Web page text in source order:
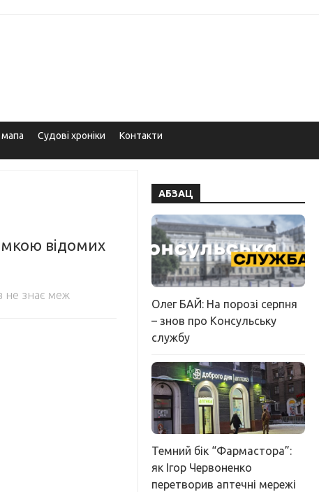
Судові хроніки Контакти
відомих
не знає меж
АБЗАЦ
Олег БАЙ: На порозі серпня
– знов про Консульську
службу
Темний бік “Фармастора”:
як Ігор Червоненко
перетворив аптечні мережі